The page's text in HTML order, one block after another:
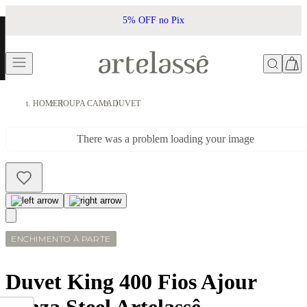
5% OFF no Pix
HOMEROUPA CAMADUVET
There was a problem loading your image
ENCHIMENTO À PARTE
Duvet King 400 Fios Ajour